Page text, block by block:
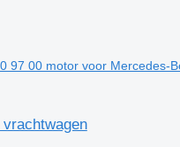
97 00 motor voor Mercedes-